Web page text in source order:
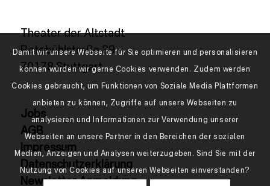
Theater der Altstadt
Rotebühlstraße 89
70178 Stuttgart
Jobs
AGB
Impressum
Datenschutzerklärung
Newsletter Anmeldung
Damit wir unsere Webseite für Sie optimieren und personalisieren
können würden wir gerne Cookies verwenden. Zudem werden
Cookies gebraucht, um Funktionen von Soziale Media Plattformen
anbieten zu können, Zugriffe auf unsere Webseiten zu
analysieren und Informationen zur Verwendung unserer
Webseiten an unsere Partner in den Bereichen der sozialen
Medien, Anzeigen und Analysen weiterzugeben. Sind Sie mit der
Nutzung von Cookies auf unseren Webseiten einverstanden?